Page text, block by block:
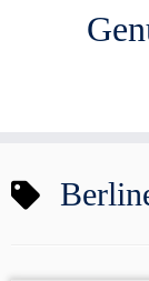
Inhalt